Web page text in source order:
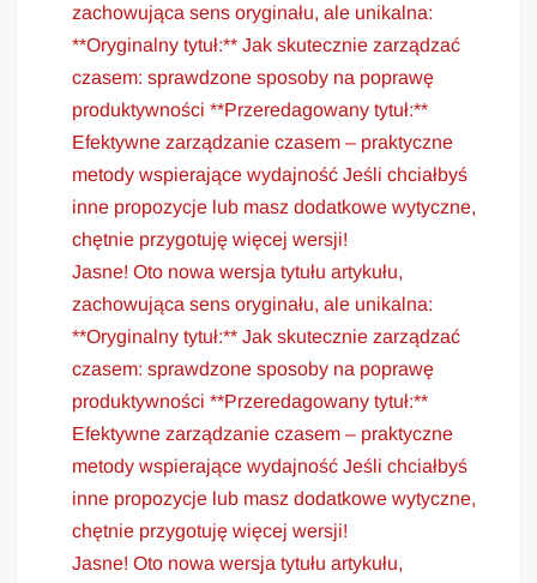
zachowująca sens oryginału, ale unikalna:
**Oryginalny tytuł:** Jak skutecznie zarządzać
czasem: sprawdzone sposoby na poprawę
produktywności **Przeredagowany tytuł:**
Efektywne zarządzanie czasem – praktyczne
metody wspierające wydajność Jeśli chciałbyś
inne propozycje lub masz dodatkowe wytyczne,
chętnie przygotuję więcej wersji!
Jasne! Oto nowa wersja tytułu artykułu,
zachowująca sens oryginału, ale unikalna:
**Oryginalny tytuł:** Jak skutecznie zarządzać
czasem: sprawdzone sposoby na poprawę
produktywności **Przeredagowany tytuł:**
Efektywne zarządzanie czasem – praktyczne
metody wspierające wydajność Jeśli chciałbyś
inne propozycje lub masz dodatkowe wytyczne,
chętnie przygotuję więcej wersji!
Jasne! Oto nowa wersja tytułu artykułu,